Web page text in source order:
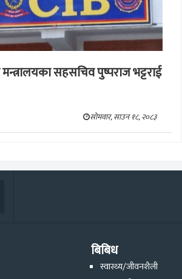
मन्त्रालयका सहसचिव पुष्पराज भट्टराई
सोमवार, साउन १८, २०८३
बिबिध
स्वास्थ्य/जीवनशैली